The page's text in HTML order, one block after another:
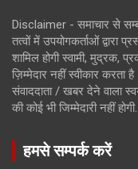
Disclaimer - समाचार से
तत्वों में उपयोगकर्ताओं द्वारा
शामिल होगी स्वामी, मुद्रक,
ज़िम्मेदार नहीं स्वीकार करता
संवाददाता / खबर देने वाला
की कोई भी जिम्मेदारी नहीं
हमसे सम्पर्क करें